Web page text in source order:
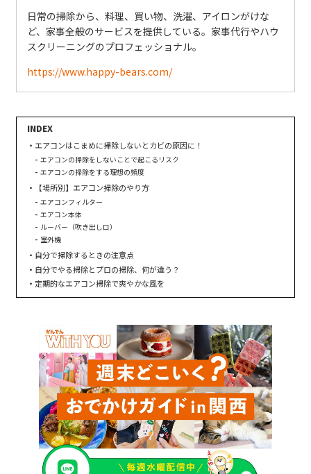
日常の掃除から、料理、買い物、洗濯、アイロンがけな
ど、家事全般のサービスを提供している。家事代行やハウ
スクリーニングのプロフェッショナル。
https://www.happy-bears.com/
エアコンはこまめに掃除しないとカビの原因に！
エアコンの掃除をしないことで起こるリスク
エアコンの掃除をする理想の頻度
【場所別】エアコン掃除のやり方
エアコンフィルター
エアコン本体
ルーバー（吹き出し口）
室外機
自分で掃除するときの注意点
自分でやる掃除とプロの掃除、何が違う？
定期的なエアコン掃除で爽やかな風を